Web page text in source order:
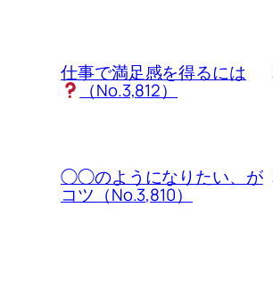
仕事で満足感を得るには
（No.3,812）
◯◯のようになりたい、が
コツ（No.3,810）